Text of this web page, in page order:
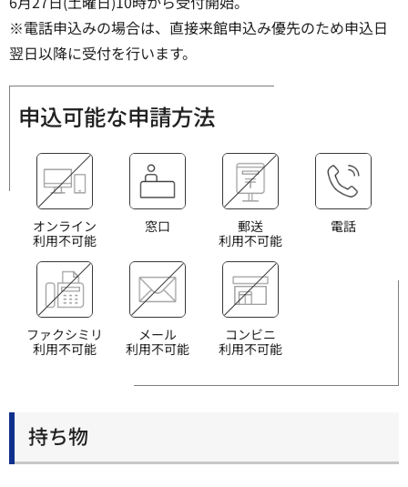
※電話申込みの場合は、直接来館申込み優先のため申込日
翌日以降に受付を行います。
申込可能な申請方法
オンライン
利用不可能
窓口
郵送
利用不可能
電話
ファクシミリ
利用不可能
メール
利用不可能
コンビニ
利用不可能
持ち物